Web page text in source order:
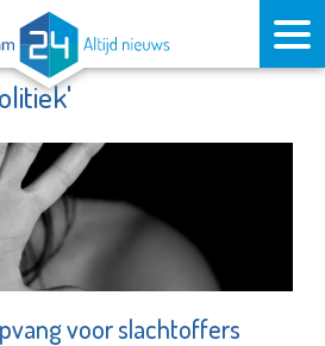
voor slachtoffers